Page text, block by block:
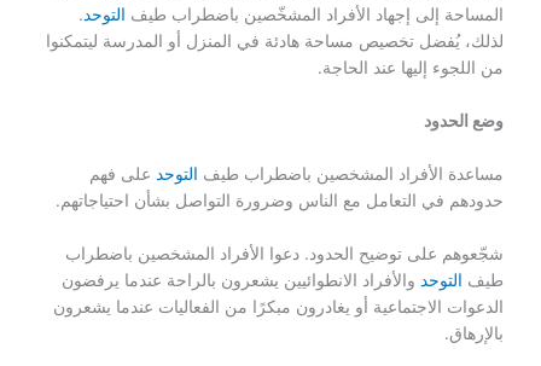
المساحة إلى إجهاد الأفراد المشخّصين باضطراب طيف التوحد.
لذلك، يُفضل تخصيص مساحة هادئة في المنزل أو المدرسة ليتمكنوا
من اللجوء إليها عند الحاجة.
وضع الحدود
مساعدة الأفراد المشخصين باضطراب طيف التوحد على فهم
حدودهم في التعامل مع الناس وضرورة التواصل بشأن احتياجاتهم.
شجّعوهم على توضيح الحدود. دعوا الأفراد المشخصين باضطراب
طيف التوحد والأفراد الانطوائيين يشعرون بالراحة عندما يرفضون
الدعوات الاجتماعية أو يغادرون مبكرًا من الفعاليات عندما يشعرون
بالإرهاق.